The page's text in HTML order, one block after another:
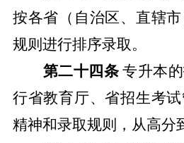
按各省（自治区、直辖
规则进行排序录取。
第二十四条专升本
行省教育厅、省招生考
精神和录取规则，从高分